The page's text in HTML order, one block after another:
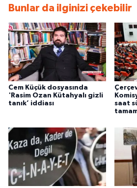
Bunlar da ilginizi çekebilir
Cem Küçük dosyasında
'Rasim Ozan Kütahyalı gizli
tanık’ iddiası
saat